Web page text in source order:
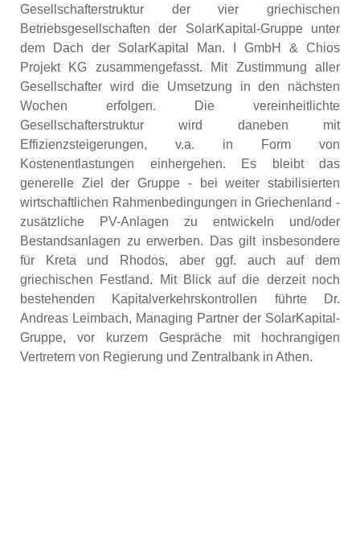
Gesellschafterstruktur der vier griechischen
Betriebsgesellschaften der SolarKapital-Gruppe unter
dem Dach der SolarKapital Man. I GmbH & Chios
Projekt KG zusammengefasst. Mit Zustimmung aller
Gesellschafter wird die Umsetzung in den nächsten
Wochen erfolgen. Die vereinheitlichte
Gesellschafterstruktur wird daneben mit
Effizienzsteigerungen, v.a. in Form von
Kostenentlastungen einhergehen. Es bleibt das
generelle Ziel der Gruppe - bei weiter stabilisierten
wirtschaftlichen Rahmenbedingungen in Griechenland -
zusätzliche PV-Anlagen zu entwickeln und/oder
Bestandsanlagen zu erwerben. Das gilt insbesondere
für Kreta und Rhodos, aber ggf. auch auf dem
griechischen Festland. Mit Blick auf die derzeit noch
bestehenden Kapitalverkehrskontrollen führte Dr.
Andreas Leimbach, Managing Partner der SolarKapital-
Gruppe, vor kurzem Gespräche mit hochrangigen
Vertretern von Regierung und Zentralbank in Athen.